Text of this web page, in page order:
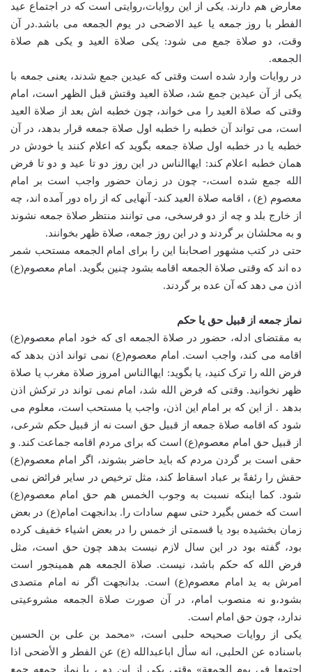
معارض هم دارند. یکی از این روایات،روایتی است که در اجتماع عید
الفطر با روز جمعه یا عید الاضحی در یوم الجمعه می باشد.در آن
وقت، دو صلاة جمع می شود: یکی صلاة العید و یکی هم صلاة
الجمعه.
در روایات وارد شده است وقتی که عیدین جمع شدند، یعنی جمعه با
یکی از آن عیدین جمع شد، صلاة العید وقتش قبل الظهر است، امام
وقتی که صلاة العید را می خواند، چون خطبه اش بعد از صلاة العید
است، می تواند آن خطبه را خطبه اول صلاة جمعه قرار بدهد، در آن
خطبه یا در خطبه اول صلاة جمعه بگوید که اعلام کنند یا خودش در
همان خطبه اعلام کند: ایهاالناس در این روز دو تا عید و دو تا فرض
الله جمع شده است،- چون در زمان حضور واجب است بر امام
معصوم (ع) ، اقامه صلاة العید کند- آنهایی که از راه دور آمده اند، چه
از خارج بلد و چه از دو فرسخی، می توانند منتظر صلاة جمعه نشوند
و به محلشان بر گردند و در این روز جمعه، صلاة ظهر بخوانند.
حتی در کتب مشهور اصحابنا این را برای امام الجمعه مستحب شمر
ده اند که وقتی صلاة الجمعه اقامه بشود چنین بگوید. امام معصوم(ع)
اذن می دهد که آن عده بر گردند.
نماز جمعه از قبیل حق یا حکم
به مقتضای ادله، حضور در صلاة الجمعه ای که خود امام معصوم(ع)
اقامه می کند، واجب است. امام معصوم(ع) نمی تواند اذن بدهد که
فرض الله را ترک کنید، یا بگوید: ایهاالناس امروز صلاة مغرب یا صلاة
ظهر نخوانید. وقتی که فرض الله شد، امام نمی تواند در ترکش اذن
بدهد . از این که بر امام این اذن، واجب یا مستحب است، معلوم می
شود که اقامه صلاة جمعه از قبیل حق است نه از قبیل حکم شرعی،
از قبیل حق امام معصوم(ع) است که برای مردم اقامه جماعت کند. و
حقی است بر گردن مردم که باید حاضر بشوند، اگر امام معصوم(ع)
حقش را رئفةً بر عباد اسقاط کند، مثل ترخیص در سایر فرائض نمی
شود. کما اینکه نسبت به وجوب الخمس هم حق امام معصوم(ع)
است که خمس بگیرد حتی سهم سادات را. بدانجهت امام(ع) در بعض
زمان بخشیده بود یا قسمتی از خمس را در بعض اشیاء خفیف کرده
بود، گفته بود در این سال لازم نیست بدهد چون حق است، مثل
فرض الله که حکم باشد، نیست. صلاة الجمعه هم همینجور است
امرش به ید امام معصوم(ع) است. بدانجهت اگر نه امام متصدی
بشود،و نه منصوب امام، در آن صورت صلاة الجمعه مشروعیتی
ندارد، چون حق امام است.
یکی از روایات صحیحه حلبی است، «محمد بن علی بن الحسین
باسناده عن الحلبی، انه سأل اباعبدالله (ع) عن الفطر و الأضحی اذا
اجتمعا فی یوم الجمعة» وقتی یکی از این دو ، با نماز جمعه جمع